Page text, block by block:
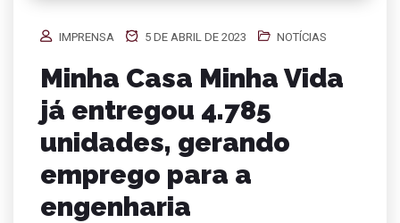
IMPRENSA 5 DE ABRIL DE 2023 NOTÍCIAS
Minha Casa Minha Vida
já entregou 4.785
unidades, gerando
emprego para a
engenharia